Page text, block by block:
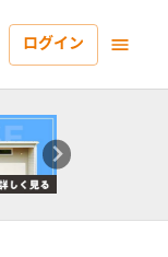
ログイン